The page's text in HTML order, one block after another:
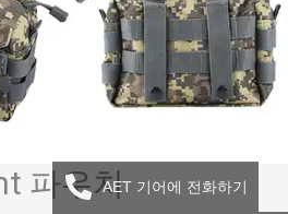
파우치AET 기어에 전화하기